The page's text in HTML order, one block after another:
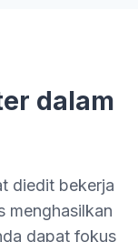
dalam
diedit bekerja
menghasilkan
dapat fokus